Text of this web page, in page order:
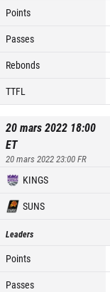
Points
Passes
Rebonds
TTFL
20 mars 2022 18:00
ET
20 mars 2022 23:00FR
KINGS
SUNS
Leaders
Points
Passes